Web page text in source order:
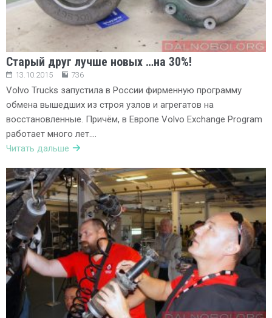
Старый друг лучше новых …на 30%!
13.10.2015 736
Volvo Trucks запустила в России фирменную программу
обмена вышедших из строя узлов и агрегатов на
восстановленные. Причём, в Европе Volvo Exchange Program
работает много лет….
Читать дальше